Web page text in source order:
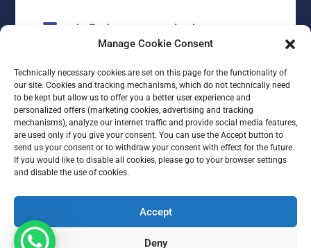
Manage Cookie Consent
Technically necessary cookies are set on this page for the functionality of
our site. Cookies and tracking mechanisms, which do not technically need
to be kept but allow us to offer you a better user experience and
personalized offers (marketing cookies, advertising and tracking
mechanisms), analyze our internet traffic and provide social media features,
are used only if you give your consent. You can use the Accept button to
send us your consent or to withdraw your consent with effect for the future.
If you would like to disable all cookies, please go to your browser settings
and disable the use of cookies.
Accept
Deny
mia@miayasammerkezi.com
Kızılcaşar Mahallesi 4528 Sokak No:5
İncek Gölbaşı / ANKARA
Konumu Gör
Son Güncelleme Tarihi : 18 Mart 2025
© 2023 All Rights Reserved. Powered by Moobi.